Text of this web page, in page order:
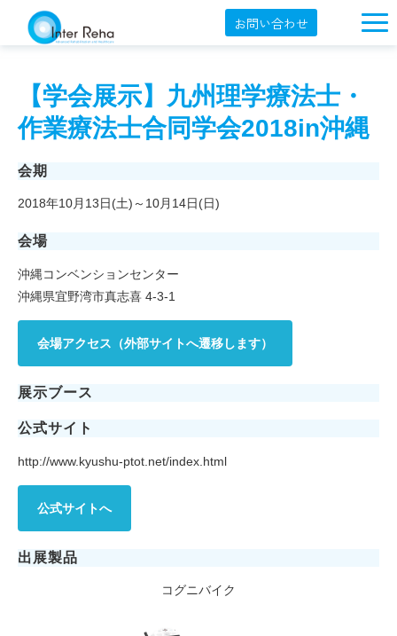
お問い合わせ
製品一覧
展示会・学会
導入事例
オンラインショップ
English
【学会展示】九州理学療法士・
作業療法士合同学会2018in沖縄
会期
2018年10月13日(土)～10月14日(日)
会場
沖縄コンベンションセンター
沖縄県宜野湾市真志喜 4-3-1
会場アクセス（外部サイトへ遷移します）
展示ブース
公式サイト
http://www.kyushu-ptot.net/index.html
公式サイトへ
出展製品
コグニバイク